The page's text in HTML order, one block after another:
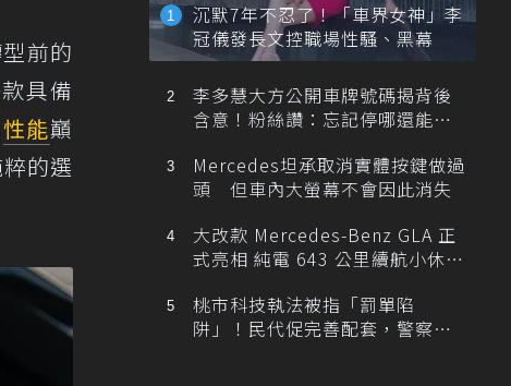
前的
具備
性能巔
的選
沉默7年不忍了！「車界女神」李
冠儀發長文控職場性騷、黑幕
李多慧大方公開車牌號碼揭背後
含意！粉絲讚：忘記停哪還能幫
Mercedes坦承取消實體按鍵做過
頭 但車內大螢幕不會因此消失
大改款 Mercedes-Benz GLA 正
式亮相 純電 643 公里續航小休
桃市科技執法被指「罰單陷
阱」！民代促完善配套，警察局